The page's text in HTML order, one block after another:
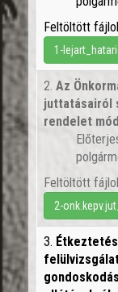
Feltöltött
1-
2. Az
juttatásairól
rendelet
Feltöltött
2-
3.